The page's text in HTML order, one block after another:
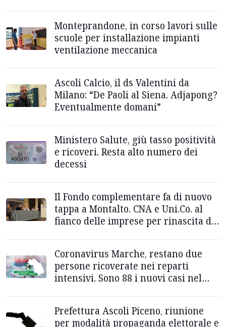
Monteprandone, in corso lavori sulle
scuole per installazione impianti
ventilazione meccanica
Ascoli Calcio, il ds Valentini da
Milano: “De Paoli al Siena. Adjapong?
Eventualmente domani”
Ministero Salute, giù tasso positività
e ricoveri. Resta alto numero dei
decessi
Il Fondo complementare fa di nuovo
tappa a Montalto. CNA e Uni.Co. al
fianco delle imprese per rinascita del
Coronavirus Marche, restano due
persone ricoverate nei reparti
intensivi. Sono 88 i nuovi casi nel
Prefettura Ascoli Piceno, riunione
per modalità propaganda elettorale e